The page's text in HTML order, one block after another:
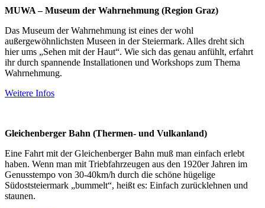
MUWA – Museum der Wahrnehmung (Region Graz)
Das Museum der Wahrnehmung ist eines der wohl
außergewöhnlichsten Museen in der Steiermark. Alles dreht sich
hier ums „Sehen mit der Haut“. Wie sich das genau anfühlt, erfahrt
ihr durch spannende Installationen und Workshops zum Thema
Wahrnehmung.
Weitere Infos
Gleichenberger Bahn (Thermen- und Vulkanland)
Eine Fahrt mit der Gleichenberger Bahn muß man einfach erlebt
haben. Wenn man mit Triebfahrzeugen aus den 1920er Jahren im
Genusstempo von 30-40km/h durch die schöne hügelige
Südoststeiermark „bummelt“, heißt es: Einfach zurücklehnen und
staunen.